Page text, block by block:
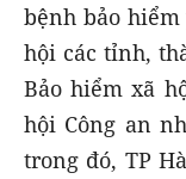
bệnh bảo hiểm
hội các tỉnh,
Bảo hiểm xã
hội Công an
trong đó, TP